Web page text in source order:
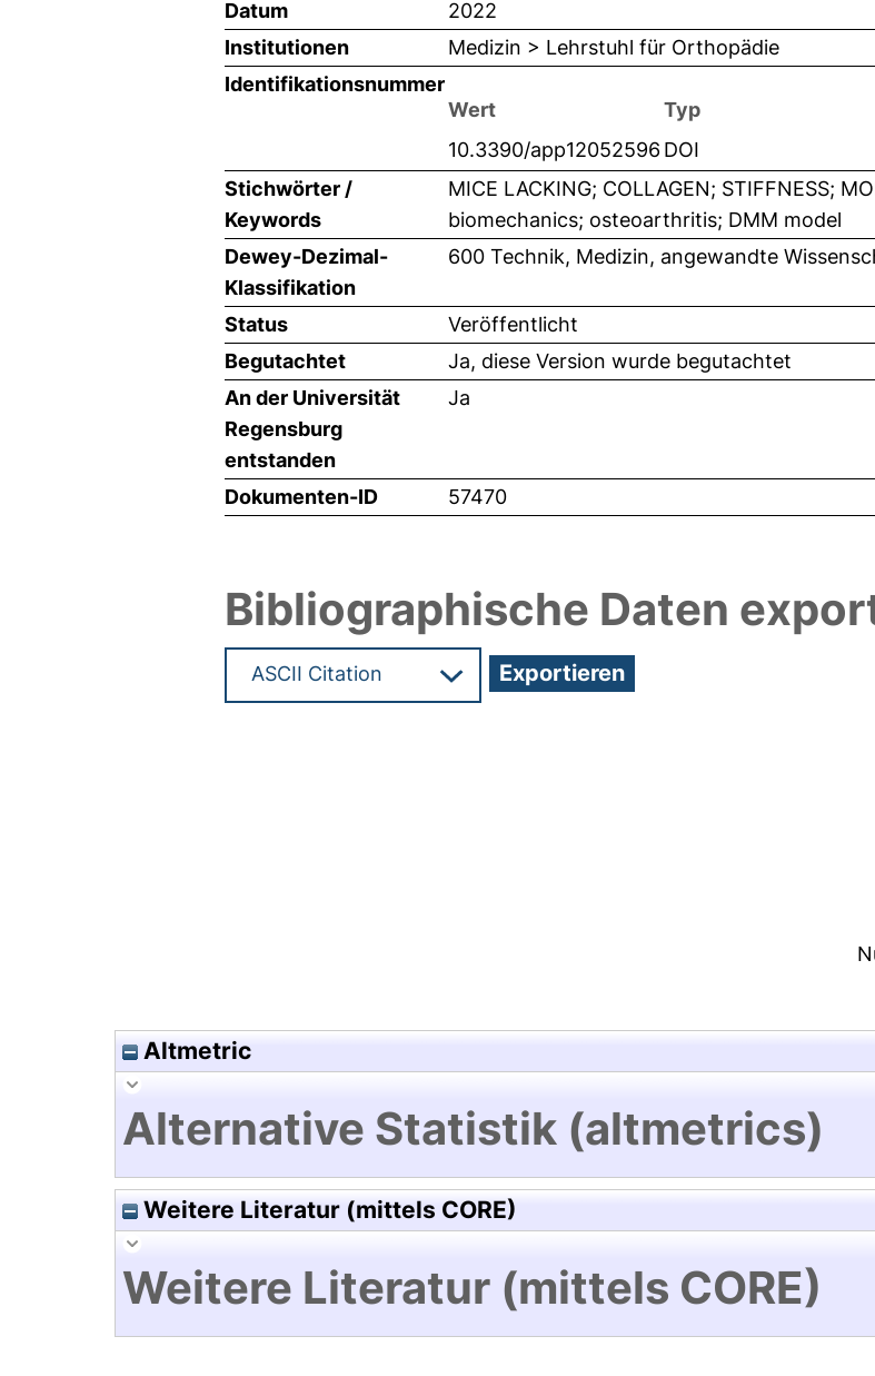
Datum
2022
Institutionen
Medizin > Lehrstuhl für Orthopädie
Identifikationsnummer
Wert
Typ
10.3390/app12052596 DOI
Stichwörter /
Keywords
MICE LACKING; COLLAGEN; STIFFNESS;
biomechanics; osteoarthritis; DMM model
Dewey-Dezimal-
Klassifikation
600 Technik, Medizin, angewandte
Status
Veröffentlicht
Begutachtet
Ja, diese Version wurde begutachtet
An der Universität
Regensburg
entstanden
Ja
Dokumenten-ID 57470
Bibliographische Daten
Altmetric
Alternative Statistik (altmetrics)
Weitere Literatur (mittels CORE)
Weitere Literatur (mittels CORE)